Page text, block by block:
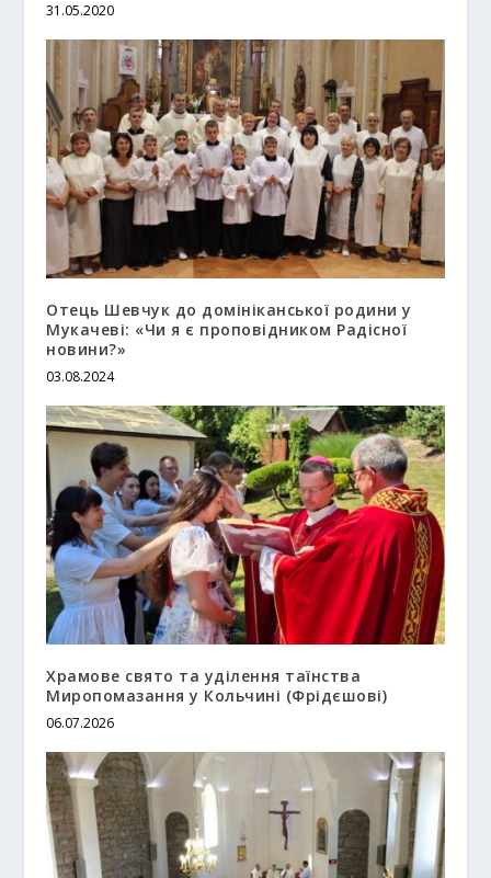
31.05.2020
Отець Шевчук до домініканської родини у
Мукачеві: «Чи я є проповідником Радісної
новини?»
03.08.2024
Храмове свято та уділення таїнства
Миропомазання у Кольчині (Фрідєшові)
06.07.2026